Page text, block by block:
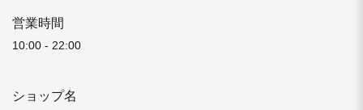
営業時間
10:00 - 22:00
ショップ名